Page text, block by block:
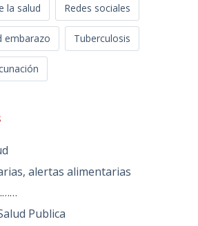
la salud
Redes sociales
embarazo Tuberculosis
alertas alimentarias
Publica